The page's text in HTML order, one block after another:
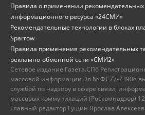
Правила о применении рекомендательных
информационного ресурса «24СМИ»
Рекомендательные технологии в блоках
Sparrow
Правила применения рекомендательных
рекламно-обменной сети «СМИ2»
Сетевое издание Газета.СПб
массовой информации Эл № ФС77-73908
службой по надзору в сфере связи,
массовых коммуникаций (Роскомнадзор) 12
Главный редактор Гущин Ярослав